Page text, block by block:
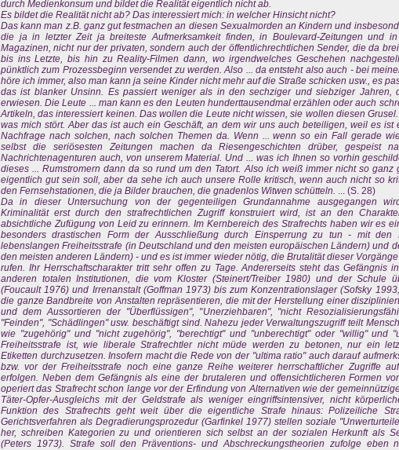
durch Medienkonsum und bildet die Realität eigentlich nicht ab.
Es bildet die Realität nicht ab? Das interessiert mich: in welcher Hinsicht nicht?
Das kann man z.B. ganz gut festmachen an diesen Sexualmorden an Kindern und
die ja in letzter Zeit ja breiteste Aufmerksamkeit finden, in Boulevard-Zeitungen und
Magazinen, nicht nur der privaten, sondern auch der öffentlichrechtlichen Sender, die da
bis ins Letzte, bis hin zu Reality-Filmen dann, wo irgendwelches Geschehen
pünktlich zum Prozessbeginn versendet zu werden. Also ... da entsteht also auch - bei
höre ich immer, also man kann ja seine Kinder nicht mehr auf die Straße schicken usw., es
das ist blanker Unsinn. Es passiert weniger als in den sechziger und siebziger Jahren,
erwiesen. Die Leute ... man kann es den Leuten hunderttausendmal erzählen oder auch
Artikeln, das interessiert keinen. Das wollen die Leute nicht wissen, sie wollen diesen
was mich stört. Aber das ist auch ein Geschäft, an dem wir uns auch beteiligen, weil es ist
Nachfrage nach solchen, nach solchen Themen da. Wenn ... wenn so ein Fall gerade
selbst die seriösesten Zeitungen machen da Riesengeschichten drüber, gespeist
Nachrichtenagenturen auch, von unserem Material. Und ... was ich Ihnen so vorhin
dieses ... Rumstromern dann da so rund um den Tatort. Also ich weiß immer nicht so ganz
eigentlich gut sein soll, aber da sehe ich auch unsere Rolle kritisch, wenn auch nicht so
den Fernsehstationen, die ja Bilder brauchen, die gnadenlos Witwen schütteln. ... (S. 28)
Da in dieser Untersuchung von der gegenteiligen Grundannahme ausgegangen
Kriminalität erst durch den strafrechtlichen Zugriff konstruiert wird, ist an den
absichtliche Zufügung von Leid zu erinnern. Im Kernbereich des Strafrechts haben wir es
besonders drastischen Form der Ausschließung durch Einsperrung zu tun - mit den
lebenslangen Freiheitsstrafe (in Deutschland und den meisten europäischen Ländern) und
den meisten anderen Ländern) - und es ist immer wieder nötig, die Brutalität dieser
rufen. Ihr Herrschaftscharakter tritt sehr offen zu Tage. Andererseits steht das Gefängnis
anderen totalen Institutionen, die vom Kloster (Steinert/Treiber 1980) und der Schule
(Foucault 1976) und Irrenanstalt (Goffman 1973) bis zum Konzentrationslager (Sofsky
die ganze Bandbreite von Anstalten repräsentieren, die mit der Herstellung einer
und dem Aussortieren der "Überflüssigen", "Unerziehbaren", "nicht
"Feinden", "Schädlingen" usw. beschäftigt sind. Nahezu jeder Verwaltungszugriff teilt
wie "zugehörig" und "nicht zugehörig", "berechtigt" und "unberechtigt" oder "willig" und
Freiheitsstrafe ist, wie liberale Strafrechtler nicht müde werden zu betonen, nur ein
Etiketten durchzusetzen. Insofern macht die Rede von der "ultima ratio" auch darauf
bzw. vor der Freiheitsstrafe noch eine ganze Reihe weiterer herrschaftlicher Zugriffe
erfolgen. Neben dem Gefängnis als eine der brutaleren und offensichtlicheren Formen
operiert das Strafrecht schon lange vor der Erfindung von Alternativen wie der
Täter-Opfer-Ausgleichs mit der Geldstrafe als weniger eingriffsintensiver, nicht
Funktion des Strafrechts geht weit über die eigentliche Strafe hinaus: Polizeiliche
Gerichtsverfahren als Degradierungsprozedur (Garfinkel 1977) stellen soziale
her, schreiben Kategorien zu und orientieren sich selbst an der sozialen Herkunft als
(Peters 1973). Strafe soll den Präventions- und Abschreckungstheorien zufolge eben